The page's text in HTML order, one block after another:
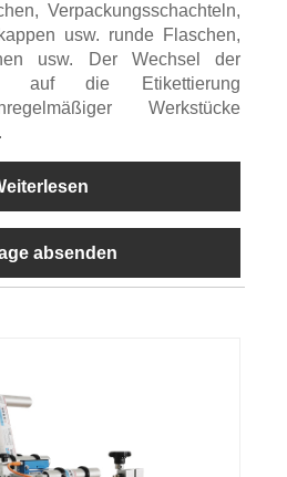
Verpackungsschachteln,
usw. runde Flaschen,
usw. Der Wechsel der
auf die Etikettierung
Werkstücke
absenden